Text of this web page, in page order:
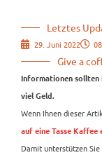
Letztes
29. Juni 2022
Give a
Informationen sollten
viel Geld.
Wenn Ihnen dieser
auf eine Tasse Kaffee
Damit unterstützen